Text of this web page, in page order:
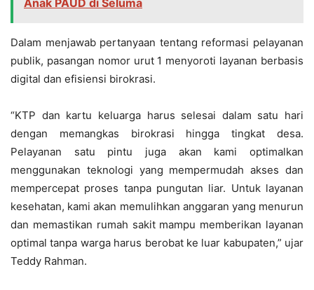
Anak PAUD di Seluma
Dalam menjawab pertanyaan tentang reformasi pelayanan
publik, pasangan nomor urut 1 menyoroti layanan berbasis
digital dan efisiensi birokrasi.
“KTP dan kartu keluarga harus selesai dalam satu hari
dengan memangkas birokrasi hingga tingkat desa.
Pelayanan satu pintu juga akan kami optimalkan
menggunakan teknologi yang mempermudah akses dan
mempercepat proses tanpa pungutan liar. Untuk layanan
kesehatan, kami akan memulihkan anggaran yang menurun
dan memastikan rumah sakit mampu memberikan layanan
optimal tanpa warga harus berobat ke luar kabupaten,” ujar
Teddy Rahman.